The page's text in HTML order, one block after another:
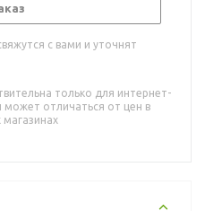
с вами и уточнят
только для интернет-
может отличаться от цен в
магазинах